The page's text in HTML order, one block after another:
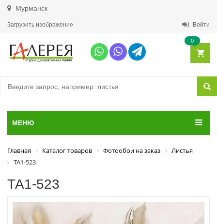
Мурманск
Загрузить изображение Войти
0
МЕНЮ
Главная Каталог товаров Фотообои на заказ
Листья
ТА1-523
ТА1-523